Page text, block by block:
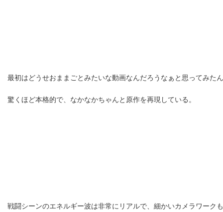
最初はどうせおままごとみたいな動画なんだろうなぁと思ってみた
驚くほど本格的で、なかなかちゃんと原作を再現している。
戦闘シーンのエネルギー波は非常にリアルで、細かいカメラワーク